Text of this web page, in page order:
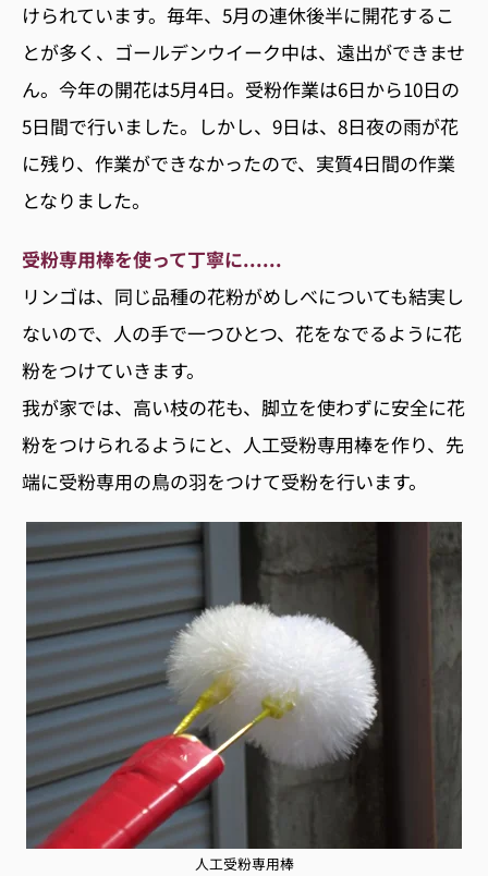
けられています。毎年、5月の連休後半に開花するこ
とが多く、ゴールデンウイーク中は、遠出ができませ
ん。今年の開花は5月4日。受粉作業は6日から10日の
5日間で行いました。しかし、9日は、8日夜の雨が花
に残り、作業ができなかったので、実質4日間の作業
となりました。
受粉専用棒を使って丁寧に......
リンゴは、同じ品種の花粉がめしべについても結実し
ないので、人の手で一つひとつ、花をなでるように花
粉をつけていきます。
我が家では、高い枝の花も、脚立を使わずに安全に花
粉をつけられるようにと、人工受粉専用棒を作り、先
端に受粉専用の鳥の羽をつけて受粉を行います。
人工受粉専用棒